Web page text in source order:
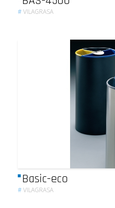
#VILAGRASA
Basic-eco
#VILAGRASA